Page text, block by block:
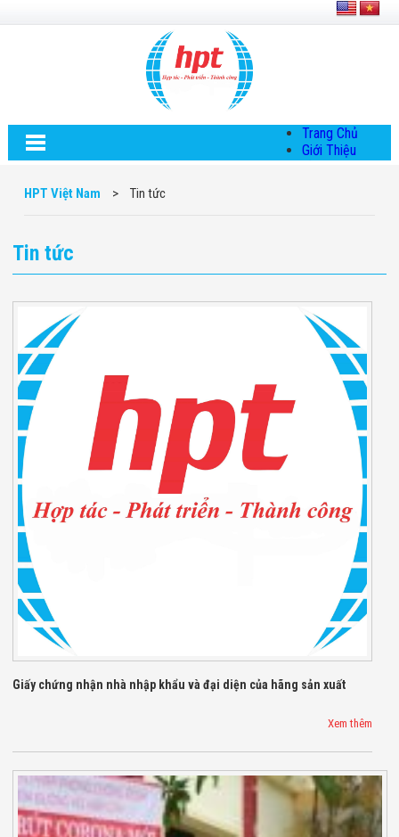
Trang Chủ
Giới Thiệu
Chiến Lược
Phát Triển
Thông Tin
Chuyển Khoản
Giải Pháp
Giải Pháp Thiết
Bị Ngành Thủy
Sản - Đông
Giải Pháp Thiết
Bị Ngành Thực
Phẩm Đóng Gói
Giải Pháp Thiết
Bị Ngành May
Mặc - Giày Da
Giải Pháp Thiết
Bị Ngành Linh
Kiện Điện Tử
Giải Pháp Thiết
Bị Ngành Giáo
Dục
Giải Pháp Thiết
Bị Ngành Bán
Lẻ - Retail
Chuyên Dụng
Giải Pháp Bãi
Giữ Xe Thông
Minh
Sản Phẩm
HPT Việt Nam > Tin tức
Tin tức
Giấy chứng nhận nhà nhập khẩu và đại diện của hãng sản xuất
Xem thêm